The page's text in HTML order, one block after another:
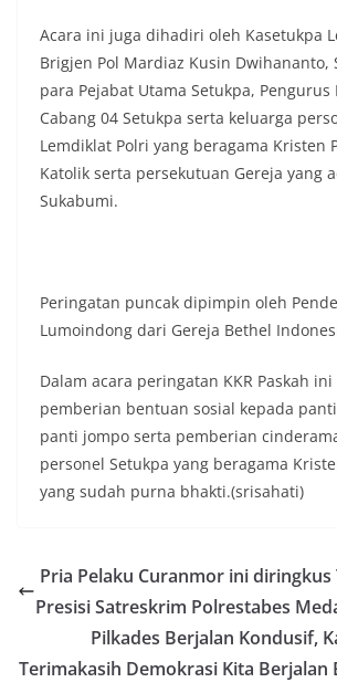
(Kamtibmas) di lingkungan
Melalui interaksi langsung
Bhabinkamtibmas dapat
awal terkait situasi sosial,
maupun hal-hal yang dapat
kondusivitas wilayah,
perayaan HUT Kemerdekaan RI
diwarnai dengan berbagai
keramaian warga.‎‎Dengan
dan kondusif hingga puncak
Kemerdekaan RI
Polri dengan
implementasi program Polri
mengedepankan kehadiran dan
personel Kepolisian dengan
kegiatan semacam ini,
hanya berperan sebagai
dan imbauan, tetapi juga
Bhabinkamtibmas di tengah-
diharapkan dapat semakin
hubungan kemitraan antara
masyarakat, sekaligus
kolektif warga akan pentingnya
keamanan, ketertiban, dan
Acara ini juga dihadiri oleh Kasetukpa
Brigjen Pol Mardiaz Kusin Dwihananto,
para Pejabat Utama Setukpa, Pengurus
Cabang 04 Setukpa serta keluarga
Lemdiklat Polri yang beragama Kristen
Katolik serta persekutuan Gereja yang
Sukabumi.
Peringatan puncak dipimpin oleh
Lumoindong dari Gereja Bethel
Dalam acara peringatan KKR Paskah
pemberian bentuan sosial kepada
panti jompo serta pemberian
personel Setukpa yang beragama
yang sudah purna bhakti.(srisahati)
Pria Pelaku Curanmor ini diringkus
Presisi Satreskrim Polrestabes
Pilkades Berjalan Kondusif,
Terimakasih Demokrasi Kita Berjalan